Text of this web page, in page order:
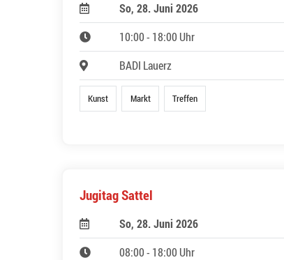
So, 28. Juni 2026
10:00 - 18:00 Uhr
BADI Lauerz
Kunst Markt Treffen
Jugitag Sattel
So, 28. Juni 2026
08:00 - 18:00 Uhr